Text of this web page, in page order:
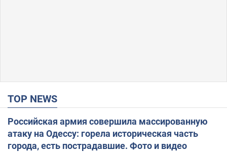
TOP NEWS
Российская армия совершила массированную
атаку на Одессу: горела историческая часть
города, есть пострадавшие. Фото и видео